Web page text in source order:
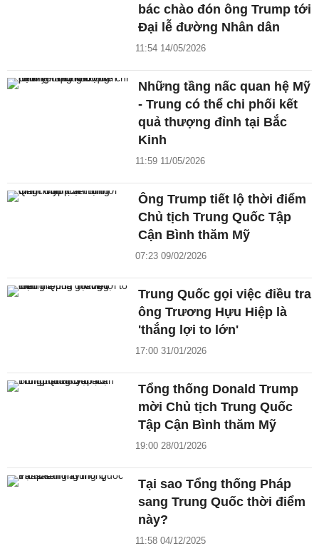
bác chào đón ông Trump tới
Đại lễ đường Nhân dân
11:54 14/05/2026
Những tầng nấc quan hệ Mỹ
- Trung có thể chi phối kết
quả thượng đỉnh tại Bắc
Kinh
11:59 11/05/2026
Ông Trump tiết lộ thời điểm
Chủ tịch Trung Quốc Tập
Cận Bình thăm Mỹ
07:23 09/02/2026
Trung Quốc gọi việc điều tra
ông Trương Hựu Hiệp là
'thắng lợi to lớn'
17:00 31/01/2026
Tổng thống Donald Trump
mời Chủ tịch Trung Quốc
Tập Cận Bình thăm Mỹ
19:00 28/01/2026
Tại sao Tổng thống Pháp
sang Trung Quốc thời điểm
này?
11:58 04/12/2025